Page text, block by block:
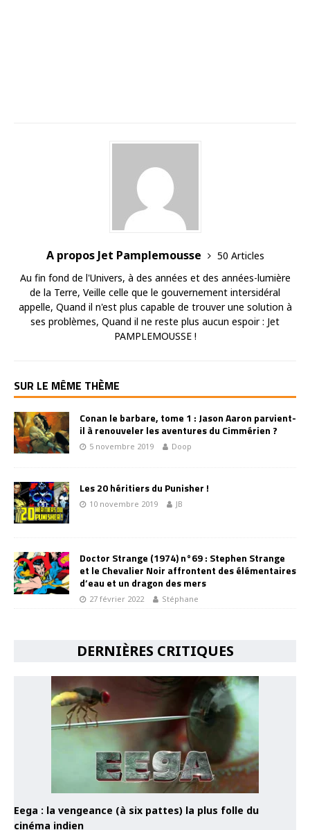
A propos Jet Pamplemousse
50 Articles
Au fin fond de l'Univers, à des années et des années-lumière
de la Terre, Veille celle que le gouvernement intersidéral
appelle, Quand il n'est plus capable de trouver une solution à
ses problèmes, Quand il ne reste plus aucun espoir : Jet
PAMPLEMOUSSE !
SUR LE MÊME THÈME
Conan le barbare, tome 1 : Jason Aaron parvient-
il à renouveler les aventures du Cimmérien ?
5 novembre 2019 Doop
Les 20 héritiers du Punisher !
10 novembre 2019 JB
Doctor Strange (1974) n°69 : Stephen Strange
et le Chevalier Noir affrontent des élémentaires
d’eau et un dragon des mers
27 février 2022 Stéphane
DERNIÈRES CRITIQUES
Eega : la vengeance (à six pattes) la plus folle du
cinéma indien